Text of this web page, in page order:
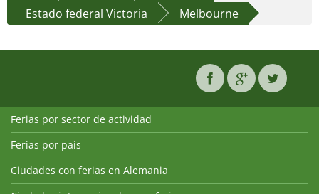
Estado federal Victoria
Melbourne
Ferias por sector de actividad
Ferias por país
Ciudades con ferias en Alemania